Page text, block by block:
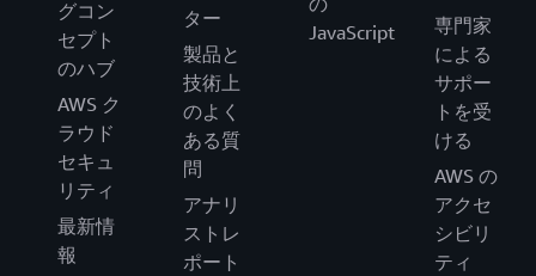
グコン
セプト
のハブ
AWS ク
ラウド
セキュ
リティ
最新情
報
ター
製品と
技術上
のよく
ある質
問
アナリ
ストレ
ポート
JavaScript
専門家
による
サポー
トを受
ける
AWS の
アクセ
シビリ
ティ